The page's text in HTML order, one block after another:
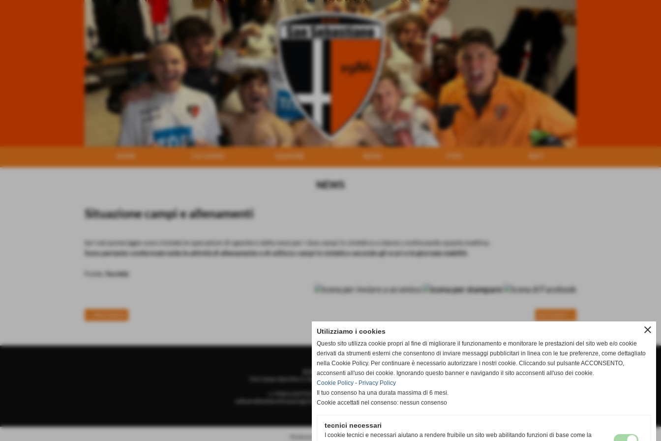
NEWS
Situazione campi e allenamenti
Ieri nel pomeriggio sono iniziate le operazioni di sgombro dalla neve per i due campi in sintetico e stanno continuando questa mattina.
Sono pertanto confermate tutte le attività di allenamento e di utilizzo campi in sintetico secondo gli orari e le giornate stabiliti.
Fonte: Società
A.S.D.San Sebastiano
Via Campo Sportivo 3, San Sebastiano - 12045 Fossano (Cuneo)
n. Matricola FIGC 710793 - P.I. PI 02888970049
asdsansebastianofossano@virgilio.it-stampa@asdsansebastianofossano.it
Realizzazione siti web www.sitoper.it
close
Utilizziamo i cookies
Questo sito utilizza cookie propri al fine di migliorare il funzionamento e monitorare le prestazioni del sito web e/o cookie
derivati da strumenti esterni che consentono di inviare messaggi pubblicitari in linea con le tue preferenze, come dettagliato
nella Cookie Policy. Per continuare è necessario autorizzare i nostri cookie. Cliccando sul pulsante ACCONSENTO,
acconsenti all'uso dei cookie. Ignorando questo banner e navigando il sito acconsenti all'uso dei cookie.
Cookie Policy - Privacy Policy
Il tuo consenso ha una durata massima di 6 mesi.
Cookie accettati nel consenso: nessun consenso
tecnici necessari
I cookie tecnici e necessari aiutano a rendere fruibile un sito web abilitando funzioni di base come la